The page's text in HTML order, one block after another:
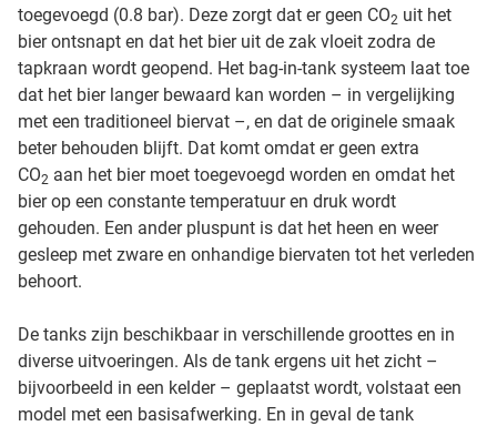
toegevoegd (0.8 bar). Deze zorgt dat er geen CO2 uit het
bier ontsnapt en dat het bier uit de zak vloeit zodra de
tapkraan wordt geopend. Het bag-in-tank systeem laat toe
dat het bier langer bewaard kan worden – in vergelijking
met een traditioneel biervat –, en dat de originele smaak
beter behouden blijft. Dat komt omdat er geen extra
CO2 aan het bier moet toegevoegd worden en omdat het
bier op een constante temperatuur en druk wordt
gehouden. Een ander pluspunt is dat het heen en weer
gesleep met zware en onhandige biervaten tot het verleden
behoort.
De tanks zijn beschikbaar in verschillende groottes en in
diverse uitvoeringen. Als de tank ergens uit het zicht –
bijvoorbeeld in een kelder – geplaatst wordt, volstaat een
model met een basisafwerking. En in geval de tank